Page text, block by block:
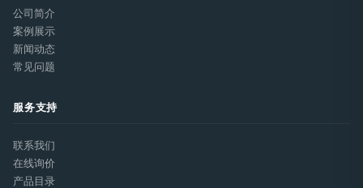
公司简介
案例展示
新闻动态
常见问题
服务支持
联系我们
在线询价
产品目录